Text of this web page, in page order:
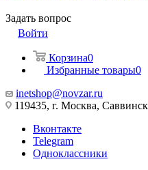
Задать вопрос
Войти
Корзина0
Избранные товары0
inetshop@novzar.ru
119435, г. Москва,
Вконтакте
Telegram
Одноклассники